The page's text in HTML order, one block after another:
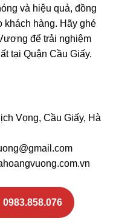
và hiệu quả, đồng
khách hàng. Hãy ghé
để trải nghiệm
tại Quận Cầu Giấy.
Vọng, Cầu Giấy, Hà
0983.858.076